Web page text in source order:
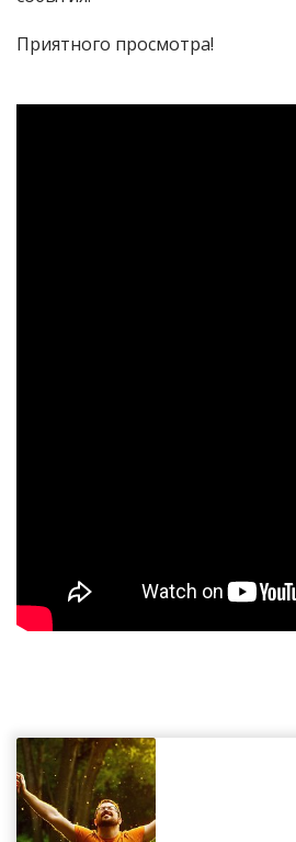
Приятного просмотра!